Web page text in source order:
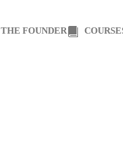
THE FOUNDER